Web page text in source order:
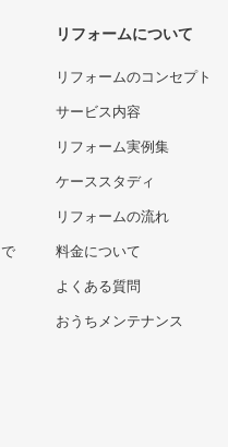
リフォームについて
リフォームのコンセプト
サービス内容
リフォーム実例集
ケーススタディ
リフォームの流れ
料金について
よくある質問
おうちメンテナンス